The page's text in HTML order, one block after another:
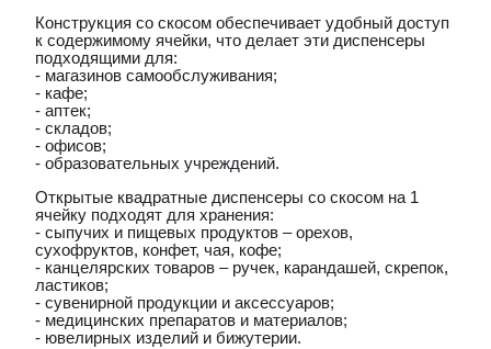
Конструкция со скосом обеспечивает удобный доступ
к содержимому ячейки, что делает эти диспенсеры
подходящими для:
- магазинов самообслуживания;
- кафе;
- аптек;
- складов;
- офисов;
- образовательных учреждений.
Открытые квадратные диспенсеры со скосом на 1
ячейку подходят для хранения:
- сыпучих и пищевых продуктов – орехов,
сухофруктов, конфет, чая, кофе;
- канцелярских товаров – ручек, карандашей, скрепок,
ластиков;
- сувенирной продукции и аксессуаров;
- медицинских препаратов и материалов;
- ювелирных изделий и бижутерии.